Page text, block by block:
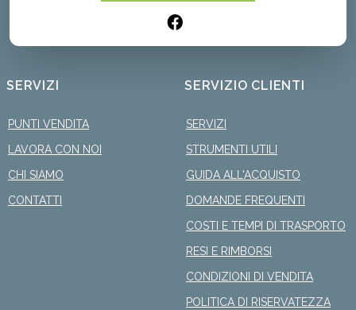
SERVIZI
PUNTI VENDITA
LAVORA CON NOI
CHI SIAMO
CONTATTI
SERVIZIO CLIENTI
SERVIZI
STRUMENTI UTILI
GUIDA ALL'ACQUISTO
DOMANDE FREQUENTI
COSTI E TEMPI DI TRASPORTO
RESI E RIMBORSI
CONDIZIONI DI VENDITA
POLITICA DI RISERVATEZZA